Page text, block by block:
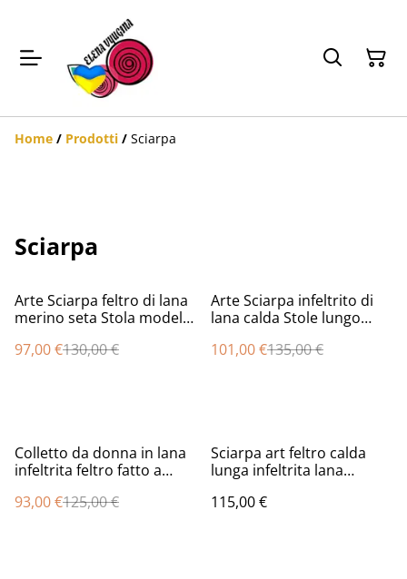
Home / Prodotti / Sciarpa
Sciarpa
%
Arte Sciarpa feltro di lana
merino seta Stola modello
infeltrimento fatto a mano
97,00 €130,00 €
%
Arte Sciarpa infeltrito di
lana calda Stole lungo
101,00 €135,00 €
%
Colletto da donna in lana
infeltrita feltro fatto a
caldo e morbido
93,00 €125,00 €
Sciarpa art feltro calda
lunga infeltrita lana
stola fatto a mano
115,00 €